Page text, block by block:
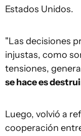
Estados Unidos.
"Las decisiones
injustas, como
tensiones,
se hace es
Luego, volvió a
cooperación